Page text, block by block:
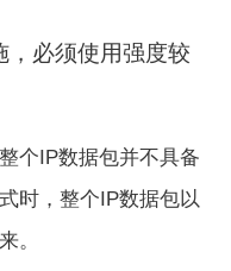
，必须使用强度较
个IP数据包并不具备
时，整个IP数据包以
。